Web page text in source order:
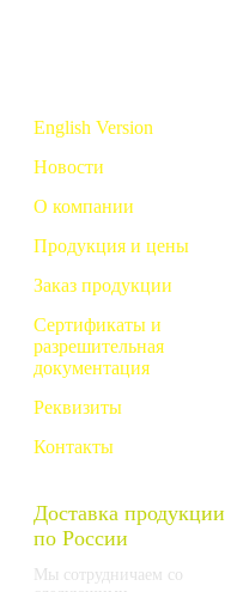
English Version
Новости
О компании
Продукция и цены
Заказ продукции
Сертификаты и
разрешительная
документация
Реквизиты
Контакты
Доставка продукции
по России
Мы сотрудничаем со